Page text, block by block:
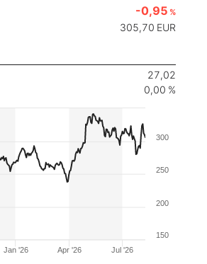
-0,95 %
305,70 EUR
27,02
0,00 %
Jan '26 Apr '26 Jul '26
150
200
250
300